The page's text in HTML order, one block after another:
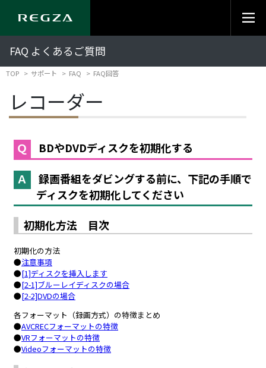
FAQ よくあるご質問
TOP サポート FAQ FAQ回答
レコーダー